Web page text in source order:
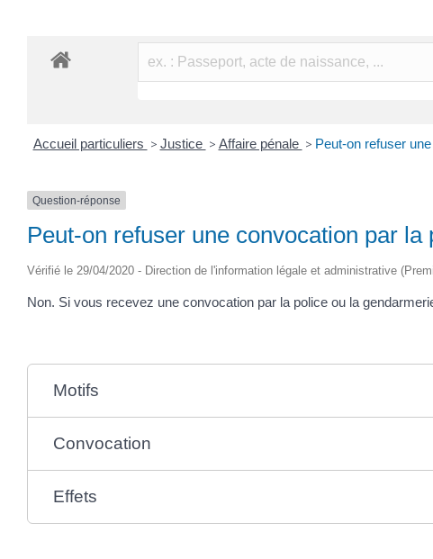
Accueil particuliers > Justice > Affaire pénale > Peut-on refuser
Question-réponse
Peut-on refuser une convocation par
Vérifié le 29/04/2020 - Direction de l'information légale et administrative
Non. Si vous recevez une convocation par la police ou la
Motifs
Convocation
Effets